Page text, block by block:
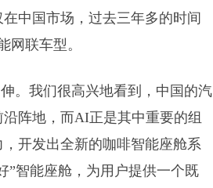
中国市场，过去三年多的时间
网联车型。
。我们很高兴地看到，中国的汽
阵地，而AI正是其中重要的组
开发出全新的咖啡智能座舱系
”智能座舱，为用户提供一个既